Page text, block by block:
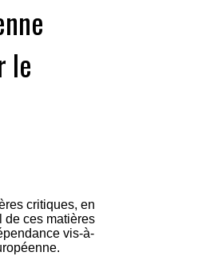
le
critiques, en
de ces matières
vis-à-